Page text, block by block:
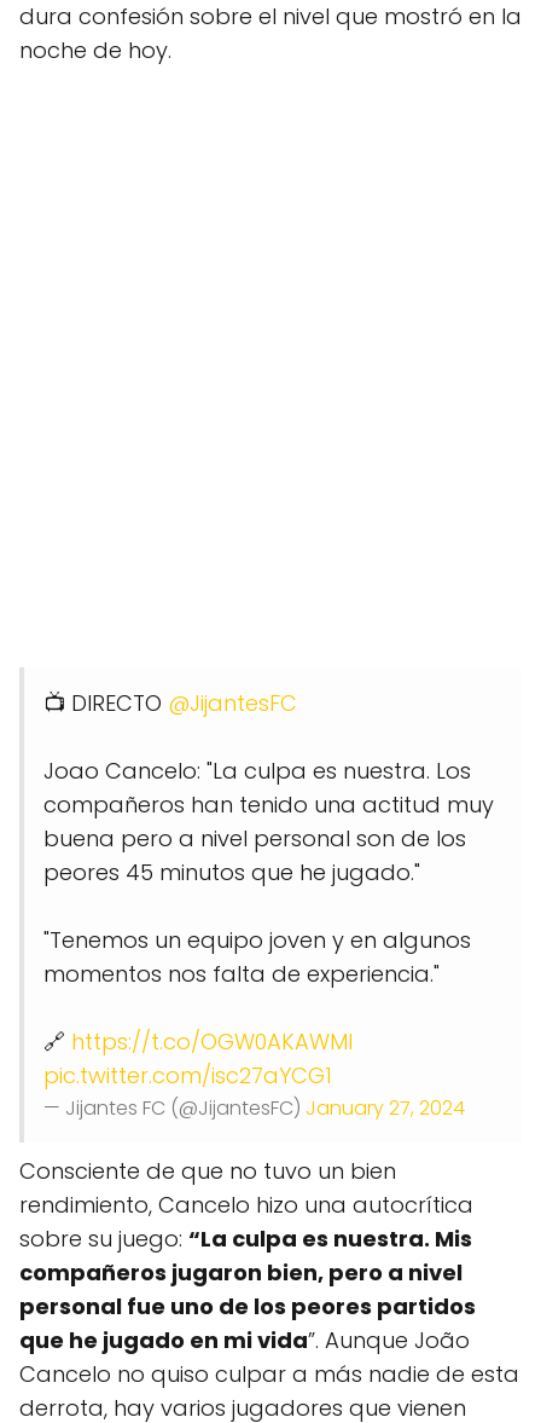
dura confesión sobre el nivel que mostró en la
noche de hoy.
📺 DIRECTO @JijantesFC
Joao Cancelo: "La culpa es nuestra. Los
compañeros han tenido una actitud muy
buena pero a nivel personal son de los
peores 45 minutos que he jugado."
"Tenemos un equipo joven y en algunos
momentos nos falta de experiencia."
🔗 https://t.co/OGW0AKAWMl
pic.twitter.com/isc27aYCG1
— Jijantes FC (@JijantesFC) January 27, 2024
Consciente de que no tuvo un bien
rendimiento, Cancelo hizo una autocrítica
sobre su juego: “La culpa es nuestra. Mis
compañeros jugaron bien, pero a nivel
personal fue uno de los peores partidos
que he jugado en mi vida”. Aunque João
Cancelo no quiso culpar a más nadie de esta
derrota, hay varios jugadores que vienen